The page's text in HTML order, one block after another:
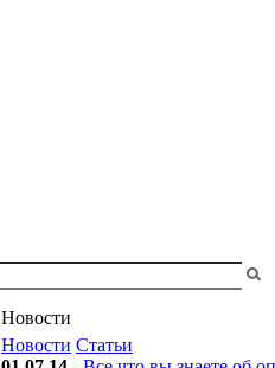
Новости
Новости Статьи